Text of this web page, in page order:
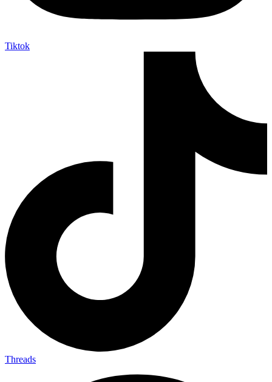
Tiktok
Threads